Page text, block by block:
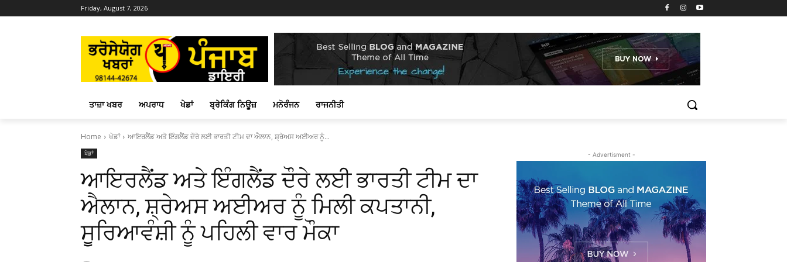
Friday, August 7, 2026
ਤਾਜ਼ਾ ਖਬਰ ਅਪਰਾਧ ਖੇਡਾਂ ਬ੍ਰੇਕਿੰਗ ਨਿਊਜ਼ ਮਨੋਰੰਜਨ ਰਾਜਨੀਤੀ
Home ਖੇਡਾਂ ਆਇਰਲੈਂਡ ਅਤੇ ਇੰਗਲੈਂਡ ਦੌਰੇ ਲਈ ਭਾਰਤੀ ਟੀਮ ਦਾ ਐਲਾਨ, ਸ਼੍ਰੇਅਸ ਅਈਅਰ ਨੂੰ...
ਖੇਡਾਂ
ਆਇਰਲੈਂਡ ਅਤੇ ਇੰਗਲੈਂਡ ਦੌਰੇ ਲਈ ਭਾਰਤੀ ਟੀਮ ਦਾ
ਐਲਾਨ, ਸ਼੍ਰੇਅਸ ਅਈਅਰ ਨੂੰ ਮਿਲੀ ਕਪਤਾਨੀ,
ਸੂਰਿਆਵੰਸ਼ੀ ਨੂੰ ਪਹਿਲੀ ਵਾਰ ਮੌਕਾ
- Advertisment -